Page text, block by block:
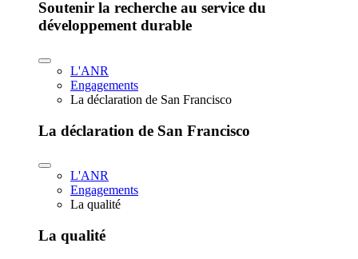
Soutenir la recherche au service du
développement durable
L'ANR
Engagements
La déclaration de San Francisco
La déclaration de San Francisco
L'ANR
Engagements
La qualité
La qualité